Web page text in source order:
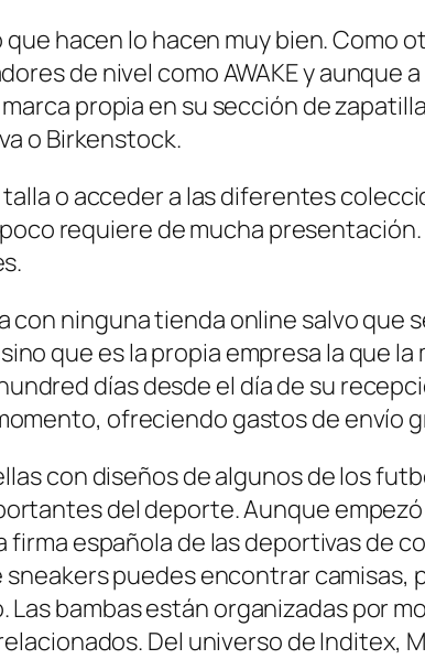
hacen lo hacen muy bien. Como
de nivel como AWAKE y aunque
propia en su sección de
o Birkenstock.
o acceder a las diferentes
requiere de mucha
ninguna tienda online salvo que
que es la propia empresa la que la
días desde el día de su
ofreciendo gastos de envío
con diseños de algunos de los
del deporte. Aunque
española de las deportivas de
puedes encontrar camisas,
bambas están organizadas por
Del universo de Inditex,